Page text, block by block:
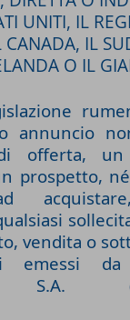
UNITI, IL
CANADA, IL
O IL
annuncio
offerta, un
prospetto,
vendita o
emessi da
S.A.